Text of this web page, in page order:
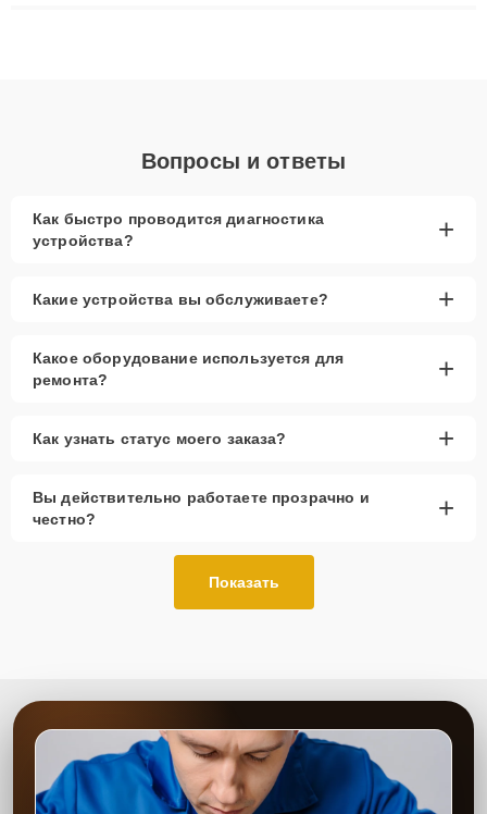
Вопросы и ответы
Как быстро проводится диагностика
устройства?
+
Какие устройства вы обслуживаете? +
Какое оборудование используется для
ремонта?
+
Как узнать статус моего заказа? +
Вы действительно работаете прозрачно и
честно?
+
Показать